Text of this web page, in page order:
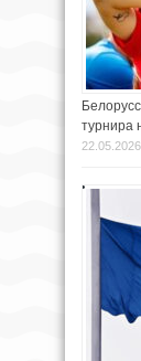
турнира